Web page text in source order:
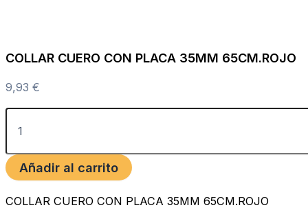
COLLAR CUERO CON PLACA 35MM 65CM.ROJO
9,93 €
Añadir al carrito
COLLAR CUERO CON PLACA 35MM 65CM.ROJO